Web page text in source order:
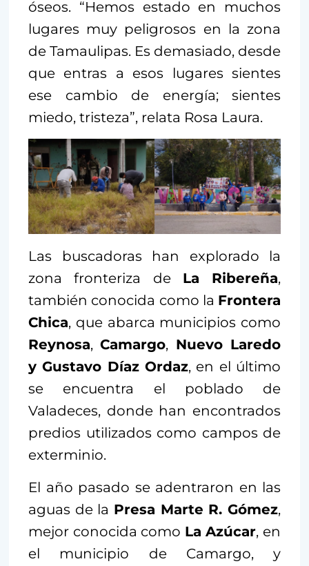
óseos. “Hemos estado en muchos
lugares muy peligrosos en la zona
de Tamaulipas. Es demasiado, desde
que entras a esos lugares sientes
ese cambio de energía; sientes
miedo, tristeza”, relata Rosa Laura.
Las buscadoras han explorado la
zona fronteriza de La Ribereña,
también conocida como la Frontera
Chica, que abarca municipios como
Reynosa,Camargo, Nuevo Laredo
y Gustavo Díaz Ordaz, en el último
se encuentra el poblado de
Valadeces, donde han encontrados
predios utilizados como campos de
exterminio.
El año pasado se adentraron en las
aguas de la Presa Marte R. Gómez,
mejor conocida como La Azúcar, en
el municipio de Camargo, y